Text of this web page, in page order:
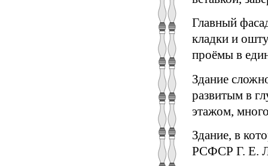
Главный
кладки и
проёмы в
Здание
развитым в
этажом,
Здание, в
РСФСР Г. Е.